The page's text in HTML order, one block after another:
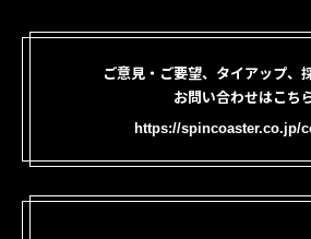
ご意見・ご要望、タイアップ、
お問い合わせはこち
https://spincoaster.co.jp/